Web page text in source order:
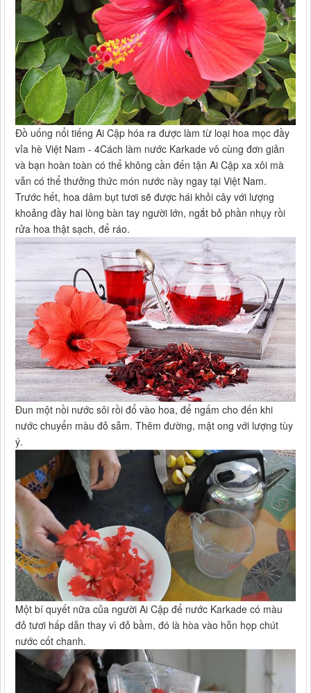
Đồ uống nổi tiếng Ai Cập hóa ra được làm từ loại hoa mọc đầy
vỉa hè Việt Nam - 4Cách làm nước Karkade vô cùng đơn giản
và bạn hoàn toàn có thể không cần đến tận Ai Cập xa xôi mà
vẫn có thể thưởng thức món nước này ngay tại Việt Nam.
Trước hết, hoa dâm bụt tươi sẽ được hái khỏi cây với lượng
khoảng đầy hai lòng bàn tay người lớn, ngắt bỏ phần nhụy rồi
rửa hoa thật sạch, để ráo.
Đun một nồi nước sôi rồi đổ vào hoa, để ngấm cho đến khi
nước chuyển màu đỏ sẫm. Thêm đường, mật ong với lượng tùy
ý.
Một bí quyết nữa của người Ai Cập để nước Karkade có màu
đỏ tươi hấp dẫn thay vì đỏ bầm, đó là hòa vào hỗn họp chút
nước cốt chanh.